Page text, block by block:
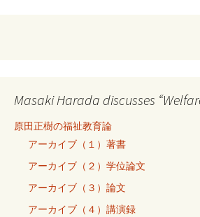
Masaki Harada discusses
原田正樹の福祉教育論
アーカイブ（１）著書
アーカイブ（２）学位論文
アーカイブ（３）論文
アーカイブ（４）講演録